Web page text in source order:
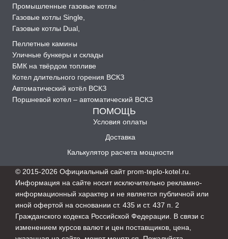
Промышленные газовые котлы
Газовые котлы Single,
Газовые котлы Dual,
Пеллетные камины
Уличные бункеры и склады
БМК на твёрдом топливе
Котел длительного горения ВСКЗ
Автоматический котёл ВСКЗ
Поршневой котел – автоматический ВСКЗ
ПОМОЩЬ
Условия оплаты
Доставка
Калькулятор расчета мощности
© 2015-2026 Официальный сайт prom-teplo-kotel.ru.
Информация на сайте носит исключительно рекламно-
информационный характер и не является публичной или
иной офертой на основании ст. 435 и ст. 437 п. 2
Гражданского кодекса Российской Федерации. В связи с
изменением курсов валют и цен поставщиков, цена,